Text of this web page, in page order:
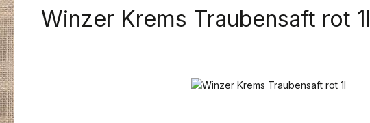
Winzer Krems Traubensaft rot 1l
Bildergalerie überspringen